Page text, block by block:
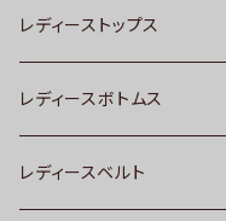
レディーストップス
レディースボトムス
レディースベルト